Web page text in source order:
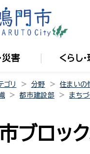
災害 くらし
ゴリ 分野 住まいの
都市建設部 まち
ブロッ